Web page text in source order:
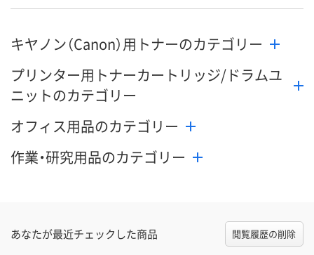
キヤノン（Canon）用トナーのカテゴリー
プリンター用トナーカートリッジ/ドラムユ
ニットのカテゴリー
オフィス用品のカテゴリー
作業・研究用品のカテゴリー
あなたが最近チェックした商品 閲覧履歴の削除